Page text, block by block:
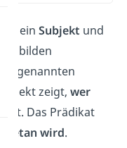
ein Subjekt und
bilden
sogenannten
zeigt, wer
tut. Das Prädikat
getan wird.